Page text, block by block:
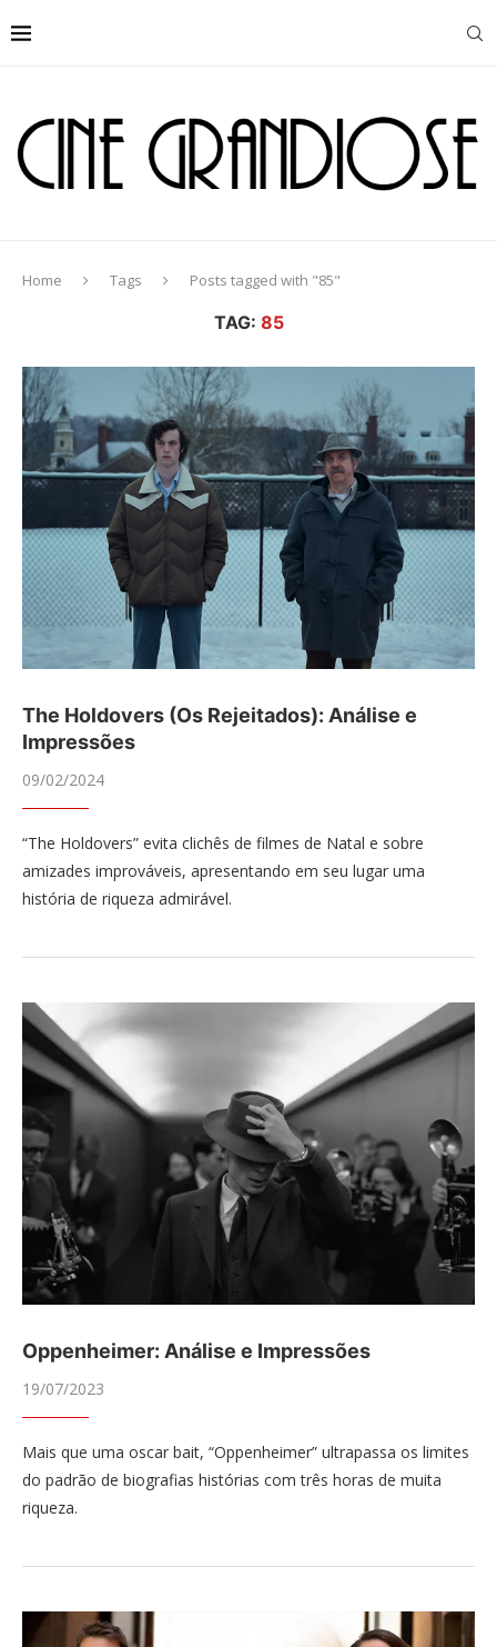
Home Tags Posts tagged with "85"
TAG: 85
The Holdovers (Os Rejeitados): Análise e
Impressões
09/02/2024
“The Holdovers” evita clichês de filmes de Natal e sobre
amizades improváveis, apresentando em seu lugar uma
história de riqueza admirável.
Oppenheimer: Análise e Impressões
19/07/2023
Mais que uma oscar bait, “Oppenheimer” ultrapassa os limites
do padrão de biografias histórias com três horas de muita
riqueza.